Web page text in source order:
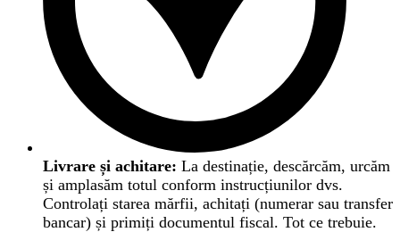
Livrare și achitare: La destinație, descărcăm, urcăm
și amplasăm totul conform instrucțiunilor dvs.
Controlați starea mărfii, achitați (numerar sau transfer
bancar) și primiți documentul fiscal. Tot ce trebuie.